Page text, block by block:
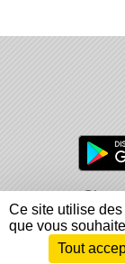
Informations
Envie de
Ce site utilise
que vous
Tout